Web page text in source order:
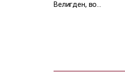
Велигден, во…